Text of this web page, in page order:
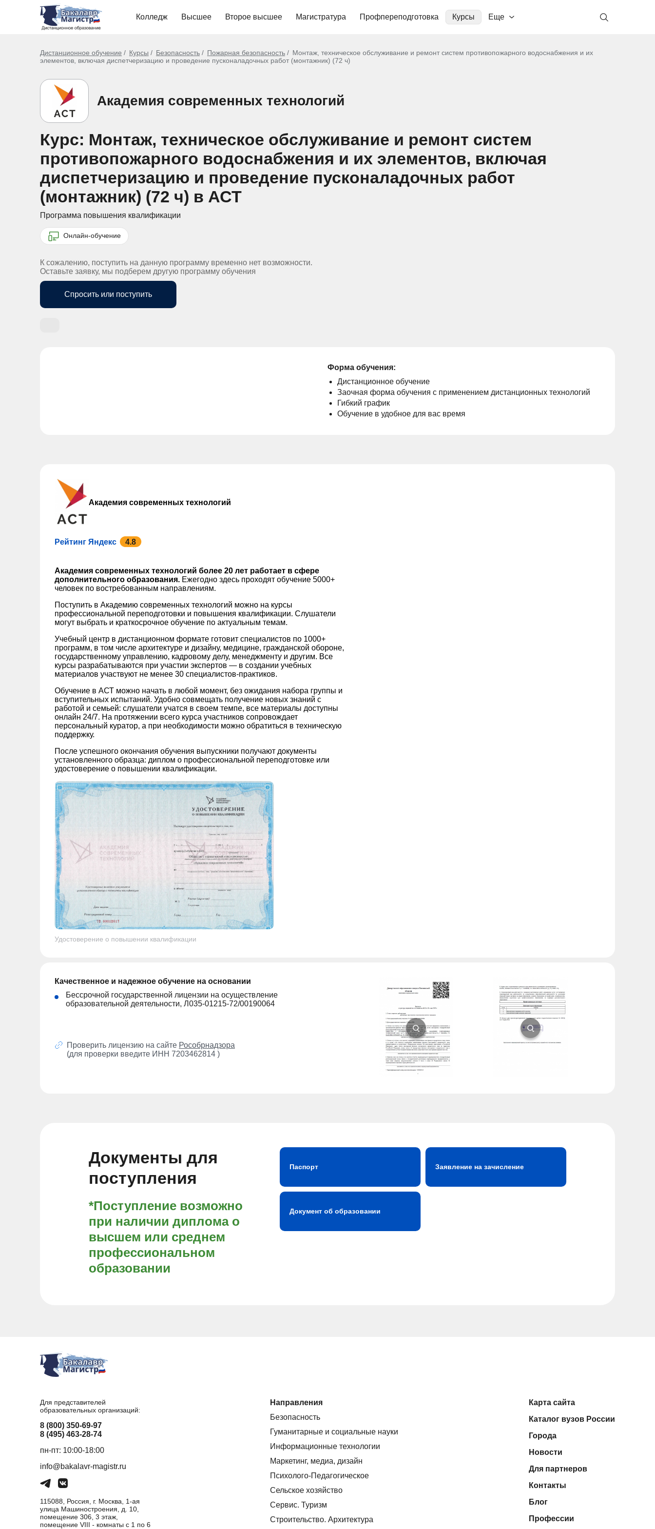
Колледж Высшее Второе высшее Магистратура Профпереподготовка Курсы Еще
Дистанционное обучение Курсы Безопасность Пожарная безопасность
Монтаж, техническое обслуживание и ремонт систем противопожарного водоснабжения и их
элементов, включая диспетчеризацию и проведение пусконаладочных работ (монтажник) (72 ч)
Академия современных технологий
Курс: Монтаж, техническое обслуживание и ремонт систем
противопожарного водоснабжения и их элементов, включая
диспетчеризацию и проведение пусконаладочных работ
(монтажник) (72 ч) в АСТ
Программа повышения квалификации
Онлайн-обучение
К сожалению, поступить на данную программу временно нет возможности.
Оставьте заявку, мы подберем другую программу обучения
Спросить или поступить
Форма обучения:
Дистанционное обучение
Заочная форма обучения с применением дистанционных технологий
Гибкий график
Обучение в удобное для вас время
Академия современных технологий
Рейтинг Яндекс 4.8
Академия современных технологий более 20 лет работает в сфере
дополнительного образования. Ежегодно здесь проходят обучение 5000+
человек по востребованным направлениям.
Поступить в Академию современных технологий можно на курсы
профессиональной переподготовки и повышения квалификации. Слушатели
могут выбрать и краткосрочное обучение по актуальным темам.
Учебный центр в дистанционном формате готовит специалистов по 1000+
программ, в том числе архитектуре и дизайну, медицине, гражданской обороне,
государственному управлению, кадровому делу, менеджменту и другим. Все
курсы разрабатываются при участии экспертов — в создании учебных
материалов участвуют не менее 30 специалистов-практиков.
Обучение в АСТ можно начать в любой момент, без ожидания набора группы и
вступительных испытаний. Удобно совмещать получение новых знаний с
работой и семьей: слушатели учатся в своем темпе, все материалы доступны
онлайн 24/7. На протяжении всего курса участников сопровождает
персональный куратор, а при необходимости можно обратиться в техническую
поддержку.
После успешного окончания обучения выпускники получают документы
установленного образца: диплом о профессиональной переподготовке или
удостоверение о повышении квалификации.
Удостоверение о повышении квалификации
Качественное и надежное обучение на основании
Бессрочной государственной лицензии на осуществление
образовательной деятельности, Л035-01215-72/00190064
Проверить лицензию на сайте Рособрнадзора
(для проверки введите ИНН 7203462814 )
Документы для
поступления
*Поступление возможно
при наличии диплома о
высшем или среднем
профессиональном
образовании
Паспорт
Документ об образовании
Заявление на зачисление
Для представителей
образовательных организаций:
8 (800) 350-69-97
8 (495) 463-28-74
пн-пт: 10:00-18:00
info@bakalavr-magistr.ru
115088, Россия, г. Москва, 1-ая
улица Машиностроения, д. 10,
помещение 306, 3 этаж,
помещение VIII - комнаты с 1 по 6
Направления
Безопасность
Гуманитарные и социальные науки
Информационные технологии
Маркетинг, медиа, дизайн
Психолого-Педагогическое
Сельское хозяйство
Сервис. Туризм
Строительство. Архитектура
Карта сайта
Каталог вузов России
Города
Новости
Для партнеров
Контакты
Блог
Профессии